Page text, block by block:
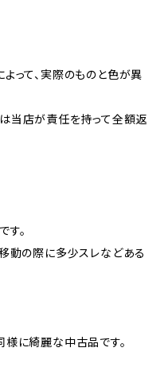
って、実際のものと色が異
当店が責任を持って全額返
。
動の際に多少スレなどある
に綺麗な中古品です。